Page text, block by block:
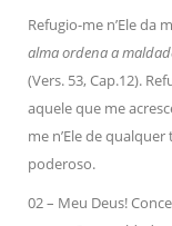
Refugio-me n’Ele da
alma ordena a
(Vers. 53, Cap.12).
aquele que me
me n’Ele de
poderoso.
02 – Meu Deus!